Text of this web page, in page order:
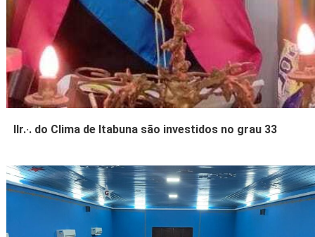
IIr.·. do Clima de Itabuna são investidos no grau 33